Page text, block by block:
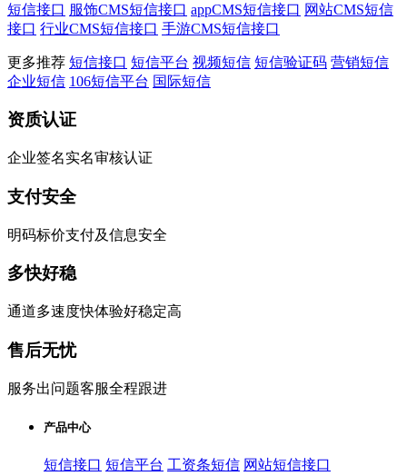
短信接口 服饰CMS短信接口 appCMS短信接口 网站CMS短信
接口 行业CMS短信接口 手游CMS短信接口
更多推荐 短信接口 短信平台 视频短信 短信验证码 营销短信
企业短信 106短信平台 国际短信
资质认证
企业签名实名审核认证
支付安全
明码标价支付及信息安全
多快好稳
通道多速度快体验好稳定高
售后无忧
服务出问题客服全程跟进
产品中心
短信接口 短信平台 工资条短信 网站短信接口